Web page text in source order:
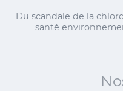
Du scandale de la
santé